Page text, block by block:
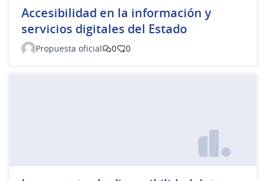
Accesibilidad en la información y
servicios digitales del Estado
Propuesta oficial 0 0